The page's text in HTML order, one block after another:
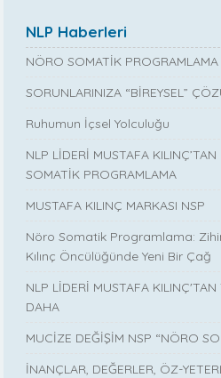
NLP Haberleri
NÖRO SOMATİK
SORUNLARINIZA “BİREYSEL”
Ruhumun İçsel Yolculuğu
NLP LİDERİ MUSTAFA
SOMATİK PROGRAMLAMA
MUSTAFA KILINÇ MARKASI NSP
Nöro Somatik Programlama:
Kılınç Öncülüğünde Yeni Bir Çağ
NLP LİDERİ MUSTAFA
DAHA
MUCİZE DEĞİŞİM NSP “NÖRO
İNANÇLAR, DEĞERLER, ÖZ-